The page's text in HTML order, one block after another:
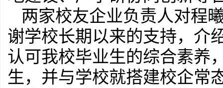
两家校友企业负责人对程
谢学校长期以来的支持，介
认可我校毕业生的综合素养
生，并与学校就搭建校企常